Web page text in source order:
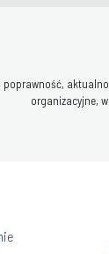
poprawność,
organizacyjne,